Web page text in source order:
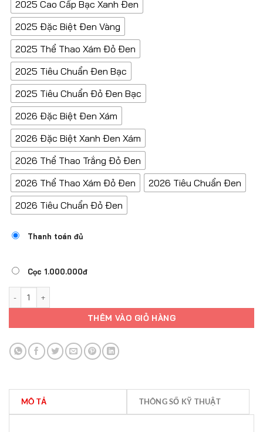
2025 Cao Cấp Bạc Xanh Đen
2025 Đặc Biệt Đen Vàng
2025 Thể Thao Xám Đỏ Đen
2025 Tiêu Chuẩn Đen Bạc
2025 Tiêu Chuẩn Đỏ Đen Bạc
2026 Đặc Biệt Đen Xám
2026 Đặc Biệt Xanh Đen Xám
2026 Thể Thao Trắng Đỏ Đen
2026 Thể Thao Xám Đỏ Đen
2026 Tiêu Chuẩn Đen
2026 Tiêu Chuẩn Đỏ Đen
Thanh toán đủ
Cọc 1.000.000đ
HONDA AIR BLADE 125 số lượng
THÊM VÀO GIỎ HÀNG
MÔ TẢ THÔNG SỐ KỸ THUẬT